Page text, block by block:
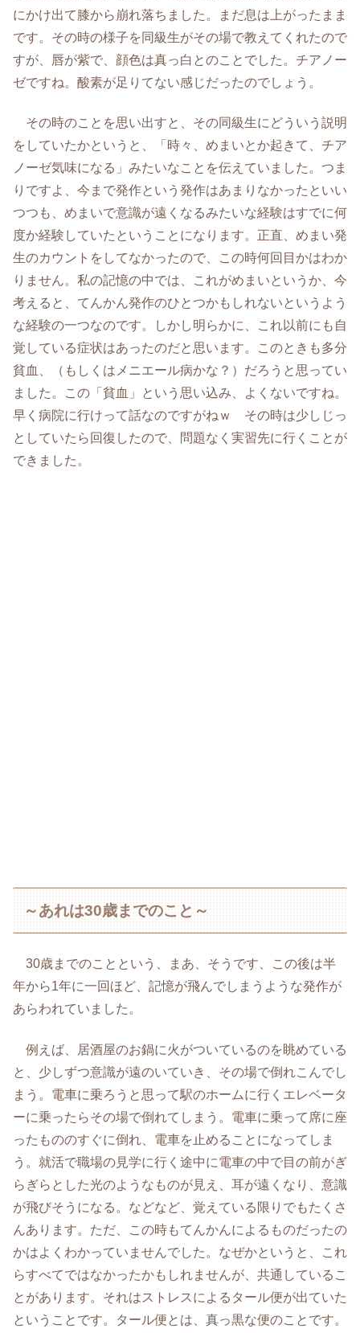
にかけ出て膝から崩れ落ちました。まだ息は上がったまま
です。その時の様子を同級生がその場で教えてくれたので
すが、唇が紫で、顔色は真っ白とのことでした。チアノー
ゼですね。酸素が足りてない感じだったのでしょう。
その時のことを思い出すと、その同級生にどういう説明
をしていたかというと、「時々、めまいとか起きて、チア
ノーゼ気味になる」みたいなことを伝えていました。つま
りですよ、今まで発作という発作はあまりなかったといい
つつも、めまいで意識が遠くなるみたいな経験はすでに何
度か経験していたということになります。正直、めまい発
生のカウントをしてなかったので、この時何回目かはわか
りません。私の記憶の中では、これがめまいというか、今
考えると、てんかん発作のひとつかもしれないというよう
な経験の一つなのです。しかし明らかに、これ以前にも自
覚している症状はあったのだと思います。このときも多分
貧血、（もしくはメニエール病かな？）だろうと思ってい
ました。この「貧血」という思い込み、よくないですね。
早く病院に行けって話なのですがねｗ その時は少しじっ
としていたら回復したので、問題なく実習先に行くことが
できました。
～あれは30歳までのこと～
30歳までのことという、まあ、そうです、この後は半
年から1年に一回ほど、記憶が飛んでしまうような発作が
あらわれていました。
例えば、居酒屋のお鍋に火がついているのを眺めている
と、少しずつ意識が遠のいていき、その場で倒れこんでし
まう。電車に乗ろうと思って駅のホームに行くエレベータ
ーに乗ったらその場で倒れてしまう。電車に乗って席に座
ったもののすぐに倒れ、電車を止めることになってしま
う。就活で職場の見学に行く途中に電車の中で目の前がぎ
らぎらとした光のようなものが見え、耳が遠くなり、意識
が飛びそうになる。などなど、覚えている限りでもたくさ
んあります。ただ、この時もてんかんによるものだったの
かはよくわかっていませんでした。なぜかというと、これ
らすべてではなかったかもしれませんが、共通しているこ
とがあります。それはストレスによるタール便が出ていた
ということです。タール便とは、真っ黒な便のことです。